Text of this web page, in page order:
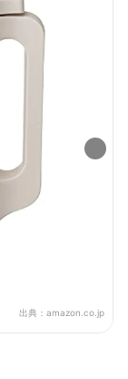
出典： amazon.co.jp